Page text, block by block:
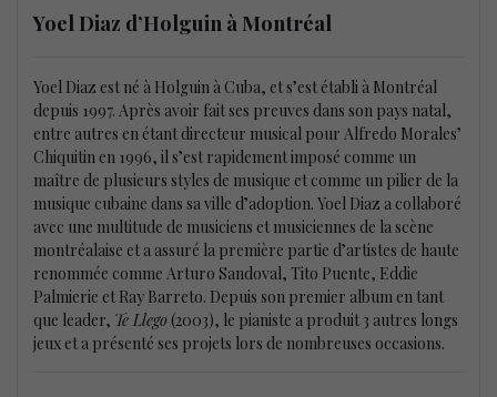
Yoel Diaz d’Holguin à Montréal
Yoel Diaz est né à Holguin à Cuba, et s’est établi à Montréal
depuis 1997. Après avoir fait ses preuves dans son pays natal,
entre autres en étant directeur musical pour Alfredo Morales’
Chiquitin en 1996, il s’est rapidement imposé comme un
maître de plusieurs styles de musique et comme un pilier de la
musique cubaine dans sa ville d’adoption. Yoel Diaz a collaboré
avec une multitude de musiciens et musiciennes de la scène
montréalaise et a assuré la première partie d’artistes de haute
renommée comme Arturo Sandoval, Tito Puente, Eddie
Palmierie et Ray Barreto. Depuis son premier album en tant
que leader, Te Llego (2003), le pianiste a produit 3 autres longs
jeux et a présenté ses projets lors de nombreuses occasions.